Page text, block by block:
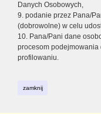
Danych Osobowych,
9. podanie przez Pana/
(dobrowolne) w celu
10. Pana/Pani dane
procesom podejmowania
profilowaniu.
zamknij